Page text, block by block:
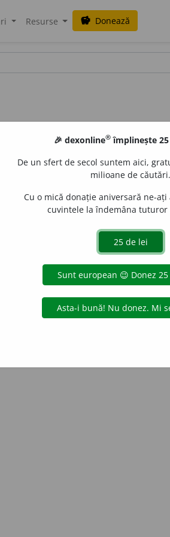
Resurse savings Donează
) A umezi ușor (și numai la
Copyright © 2004-2026 dexonline
datelor de pe acest site, inclusiv prin orice
nostru prealabil scris, cu excepția seturilor de
🎉 dexonline® împlinește 25
De un sfert de secol suntem aici,
milioane de căutări.
Cu o mică donație aniversară ne-
cuvintele la îndemâna tuturor